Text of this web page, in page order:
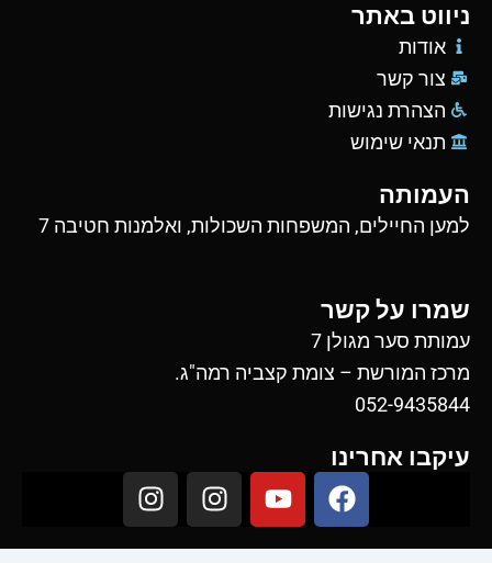
ניווט באתר
אודות
צור קשר
הצהרת נגישות
תנאי שימוש
העמותה
למען החיילים, המשפחות השכולות, ואלמנות חטיבה 7
שמרו על קשר
עמותת סער מגולן 7
מרכז המורשת – צומת קצביה רמה"ג.
052-9435844
עיקבו אחרינו
F
a
c
Y
o
u
I
n
s
I
n
s